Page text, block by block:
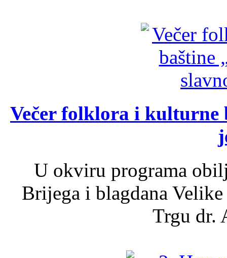
Večer folklora i kulturne
U okviru programa
Brijega i blagdana
Trgu dr.